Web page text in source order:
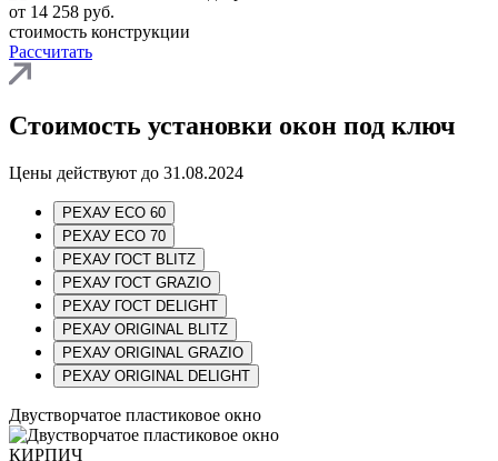
от 14 258 руб.
стоимость конструкции
Рассчитать
Стоимость установки окон под ключ
Цены действуют до 31.08.2024
РЕХАУ ECO 60
РЕХАУ ECO 70
РЕХАУ ГОСТ BLITZ
РЕХАУ ГОСТ GRAZIO
РЕХАУ ГОСТ DELIGHT
РЕХАУ ORIGINAL BLITZ
РЕХАУ ORIGINAL GRAZIO
РЕХАУ ORIGINAL DELIGHT
Двустворчатое пластиковое окно
КИРПИЧ